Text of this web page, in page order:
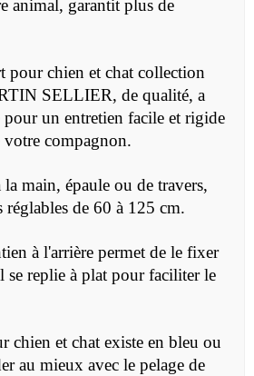
animal, garantit plus de
pour chien et chat collection
SELLIER, de qualité, a
un entretien facile et rigide
compagnon.
main, épaule ou de travers,
réglables de 60 à 125 cm.
à l'arrière permet de le fixer
se replie à plat pour faciliter le
chien et chat existe en bleu ou
au mieux avec le pelage de